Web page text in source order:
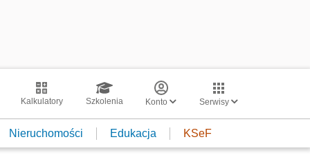
Kalkulatory Szkolenia Konto Serwisy
Nieruchomości Edukacja KSeF